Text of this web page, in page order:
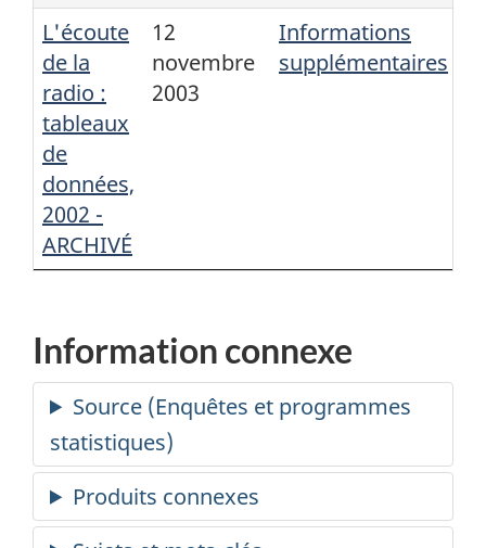
L'écoute
de la
radio :
tableaux
de
données,
2002 -
ARCHIVÉ
12
novembre
2003
Informations
supplémentaires
Information connexe